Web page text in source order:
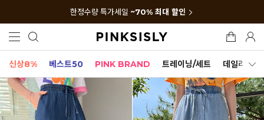
한정수량 특가세일 ~70% 최대 할인
신상8% 베스트50 PINK BRAND 트레이닝/세트 데일리세트